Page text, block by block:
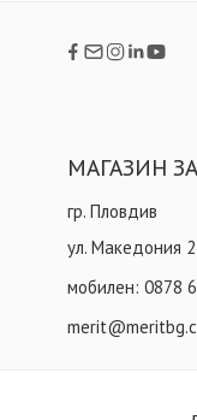
МАГАЗИН
гр. Пловдив
ул. Македония
мобилен: 0878